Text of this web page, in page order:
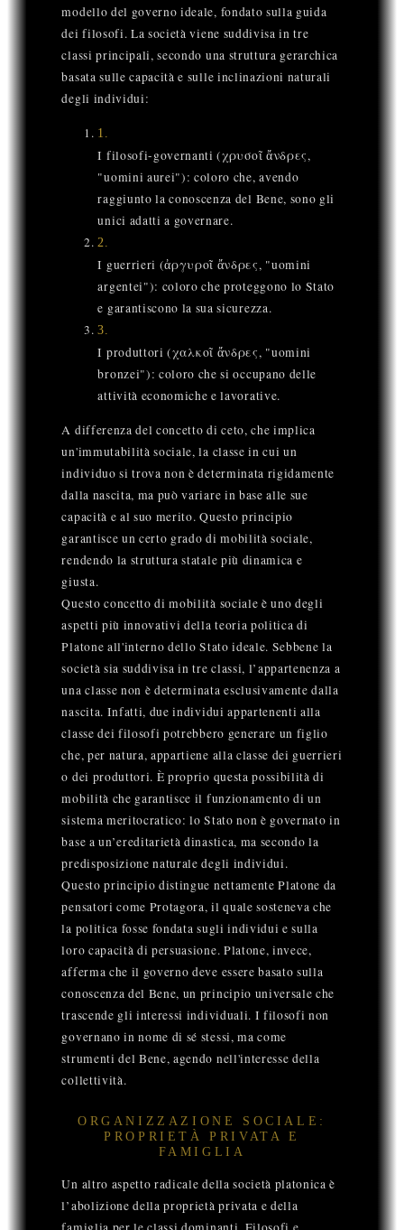
modello del governo ideale, fondato sulla guida
dei filosofi. La società viene suddivisa in tre
classi principali, secondo una struttura gerarchica
basata sulle capacità e sulle inclinazioni naturali
degli individui:
1 .
I filosofi-governanti (χρυσοῖ ἄνδρες,
"uomini aurei"): coloro che, avendo
raggiunto la conoscenza del Bene, sono gli
unici adatti a governare.
2.
I guerrieri (ἀργυροῖ ἄνδρες, "uomini
argentei"): coloro che proteggono lo Stato
e garantiscono la sua sicurezza.
3.
I produttori (χαλκοῖ ἄνδρες, "uomini
bronzei"): coloro che si occupano delle
attività economiche e lavorative.
A differenza del concetto di ceto, che implica
un'immutabilità sociale, la classe in cui un
individuo si trova non è determinata rigidamente
dalla nascita, ma può variare in base alle sue
capacità e al suo merito. Questo principio
garantisce un certo grado di mobilità sociale,
rendendo la struttura statale più dinamica e
giusta.
Questo concetto di mobilità sociale è uno degli
aspetti più innovativi della teoria politica di
Platone all'interno dello Stato ideale. Sebbene la
società sia suddivisa in tre classi, l’appartenenza a
una classe non è determinata esclusivamente dalla
nascita. Infatti, due individui appartenenti alla
classe dei filosofi potrebbero generare un figlio
che, per natura, appartiene alla classe dei guerrieri
o dei produttori. È proprio questa possibilità di
mobilità che garantisce il funzionamento di un
sistema meritocratico: lo Stato non è governato in
base a un’ereditarietà dinastica, ma secondo la
predisposizione naturale degli individui.
Questo principio distingue nettamente Platone da
pensatori come Protagora, il quale sosteneva che
la politica fosse fondata sugli individui e sulla
loro capacità di persuasione. Platone, invece,
afferma che il governo deve essere basato sulla
conoscenza del Bene, un principio universale che
trascende gli interessi individuali. I filosofi non
governano in nome di sé stessi, ma come
strumenti del Bene, agendo nell'interesse della
collettività.
ORGANIZZAZIONE SOCIALE:
PROPRIETÀ PRIVATA E
FAMIGLIA
Un altro aspetto radicale della società platonica è
l’abolizione della proprietà privata e della